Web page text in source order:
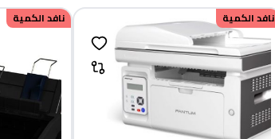
نافد الكمية نافد الكمية